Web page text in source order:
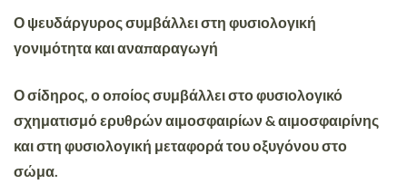
Ο ψευδάργυροςσυμβάλλει στη φυσιολογική
γονιμότητα και αναπαραγωγή
Οσίδηρος, ο οποίος συμβάλλει στο φυσιολογικό
σχηματισμό ερυθρών αιμοσφαιρίων & αιμοσφαιρίνης
και στη φυσιολογική μεταφορά του οξυγόνου στο
σώμα.